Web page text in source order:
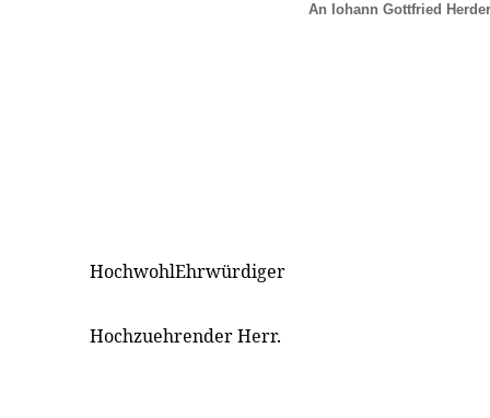
An Iohann Gottfried
HochwohlEhrwürdiger
Hochzuehrender Herr.